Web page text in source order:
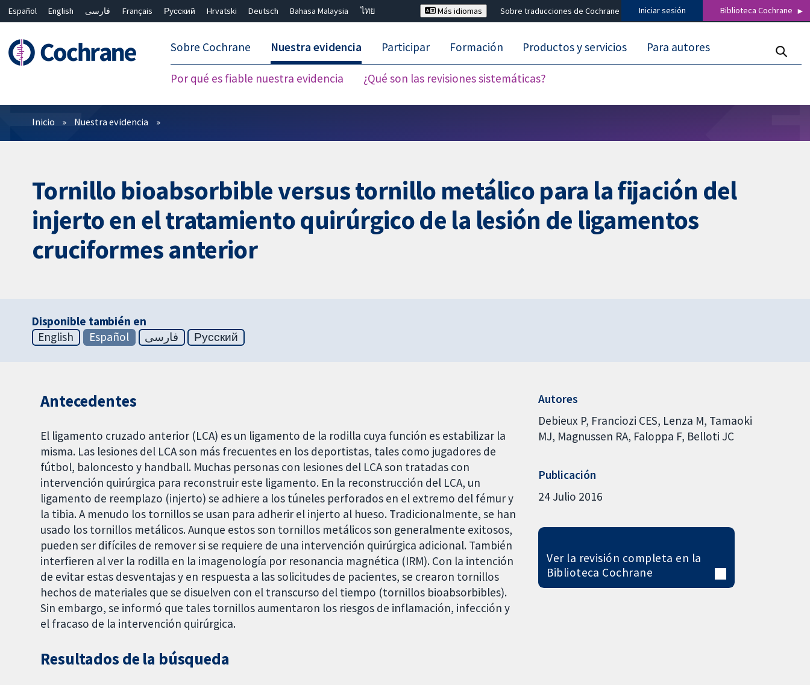
Español English فارسی Français Русский Hrvatski Deutsch Bahasa Malaysia
ไทย
Más idiomas Sobre traducciones de Cochrane Iniciar sesión Biblioteca Cochrane
Sobre Cochrane Nuestra evidencia
Por qué es fiable nuestra evidencia ¿Qué son las revisiones sistemáticas?
Participar Formación Productos y servicios Para autores
Filtros
Inicio Nuestra evidencia
Tornillo bioabsorbible versus tornillo metálico para la fijación del
injerto en el tratamiento quirúrgico de la lesión de ligamentos
cruciformes anterior
Disponible también en
English
Español فارسی Русский
Antecedentes
El ligamento cruzado anterior (LCA) es un ligamento de la rodilla cuya función es estabilizar la
misma. Las lesiones del LCA son más frecuentes en los deportistas, tales como jugadores de
fútbol, baloncesto y handball. Muchas personas con lesiones del LCA son tratadas con
intervención quirúrgica para reconstruir este ligamento. En la reconstrucción del LCA, un
ligamento de reemplazo (injerto) se adhiere a los túneles perforados en el extremo del fémur y
la tibia. A menudo los tornillos se usan para adherir el injerto al hueso. Tradicionalmente, se han
usado los tornillos metálicos. Aunque estos son tornillos metálicos son generalmente exitosos,
pueden ser difíciles de remover si se requiere de una intervención quirúrgica adicional. También
interfieren al ver la rodilla en la imagenología por resonancia magnética (IRM). Con la intención
de evitar estas desventajas y en respuesta a las solicitudes de pacientes, se crearon tornillos
hechos de materiales que se disuelven con el transcurso del tiempo (tornillos bioabsorbibles).
Sin embargo, se informó que tales tornillos aumentaron los riesgos de inflamación, infección y
el fracaso de la intervención quirúrgica.
Resultados de la búsqueda
Autores
Debieux P Franciozi CES Lenza M Tamaoki
MJ Magnussen RA Faloppa F Belloti JC
Publicación
24 Julio 2016
Ver la revisión completa en la
Biblioteca Cochrane